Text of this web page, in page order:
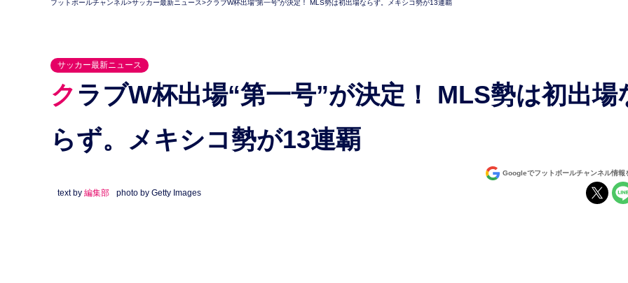
フットボールチャンネル>サッカー最新ニュース>クラブW杯出場“第一号”が決定！ MLS勢は初出場ならず。メキシコ勢が13連覇
サッカー最新ニュース
クラブW杯出場“第一号”が決定！ MLS勢は初出場な
らず。メキシコ勢が13連覇
Googleでフットボールチャンネル情報
text by 編集部 photo by Getty Images